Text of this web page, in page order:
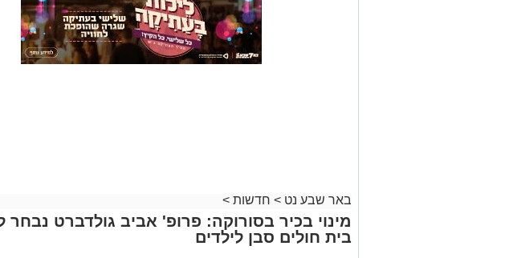
באר שבע נט > חדשות >
מינוי בכיר בסורוקה: פרופ' אביב גולדברט נבחר
בית חולים סבן לילדים